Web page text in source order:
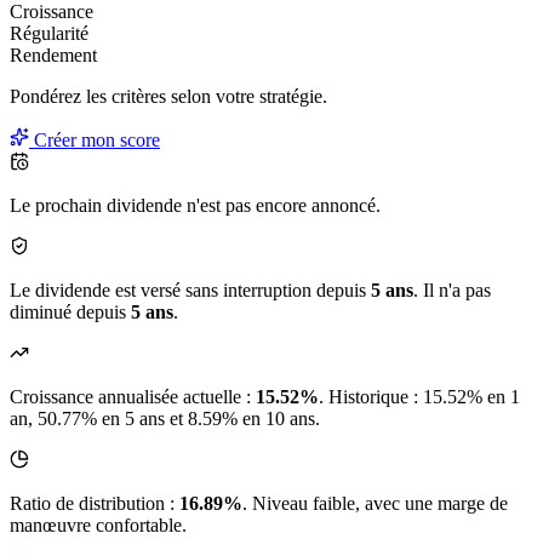
Croissance
Régularité
Rendement
Pondérez les critères selon votre stratégie.
Créer mon score
Le prochain dividende n'est pas encore annoncé.
Le dividende est versé sans interruption depuis 5 ans. Il n'a pas
diminué depuis 5 ans.
Croissance annualisée actuelle : 15.52%. Historique : 15.52% en 1
an, 50.77% en 5 ans et 8.59% en 10 ans.
Ratio de distribution : 16.89%. Niveau faible, avec une marge de
manœuvre confortable.